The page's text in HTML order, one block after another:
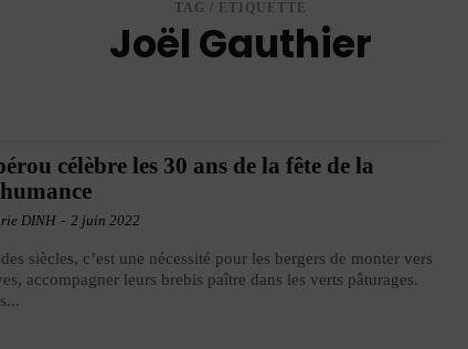
TAG / ETIQUETTE
Joël Gauthier
célèbre les 30 ans de la fête de la
DINH - 2 juin 2022
siècles, c’est une nécessité pour les bergers de monter vers
accompagner leurs brebis paître dans les verts pâturages.